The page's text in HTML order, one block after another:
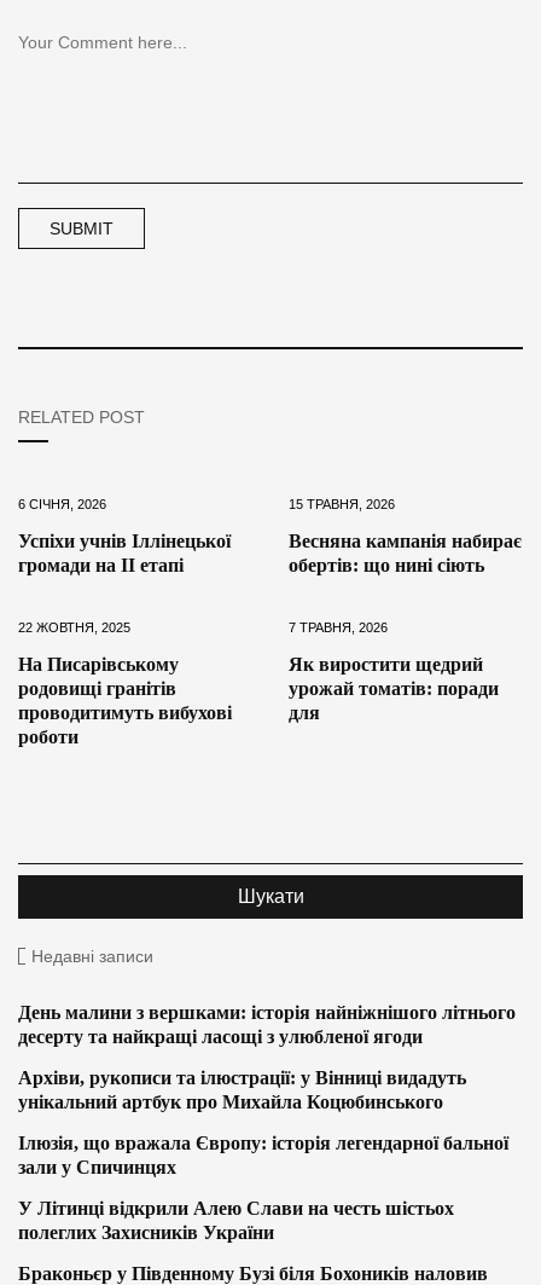
RELATED POST
6 СІЧНЯ, 2026
Успіхи учнів Іллінецької
громади на ІІ етапі
15 ТРАВНЯ, 2026
Весняна кампанія набирає
обертів: що нині сіють
22 ЖОВТНЯ, 2025
На Писарівському
родовищі гранітів
проводитимуть вибухові
роботи
7 ТРАВНЯ, 2026
Як виростити щедрий
урожай томатів: поради
для
Недавні записи
День малини з вершками: історія найніжнішого літнього
десерту та найкращі ласощі з улюбленої ягоди
Архіви, рукописи та ілюстрації: у Вінниці видадуть
унікальний артбук про Михайла Коцюбинського
Ілюзія, що вражала Європу: історія легендарної бальної
зали у Спичинцях
У Літинці відкрили Алею Слави на честь шістьох
полеглих Захисників України
Браконьєр у Південному Бузі біля Бохоників наловив